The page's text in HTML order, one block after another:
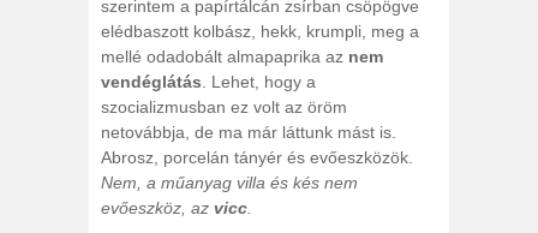
szerintem a papírtálcán zsírban csöpögve
elédbaszott kolbász, hekk, krumpli, meg a
mellé odadobált almapaprika az nem
vendéglátás . Lehet, hogy a
szocializmusban ez volt az öröm
netovábbja, de ma már láttunk mást is.
Abrosz, porcelán tányér és evőeszközök.
Nem, a műanyag villa és kés nem
evőeszköz, az vicc